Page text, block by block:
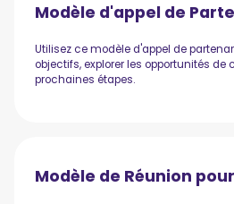
Modèle d'appel de
Utilisez ce modèle d'appel de
objectifs, explorer les opportunités de
prochaines étapes.
Modèle de Réunion